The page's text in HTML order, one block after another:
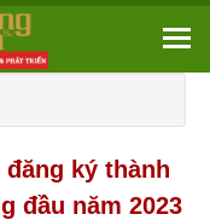
đăng ký thành
đầu năm 2023